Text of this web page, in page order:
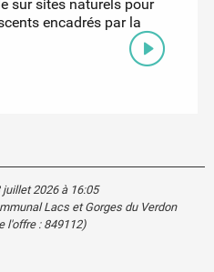
sur sites naturels pour
encadrés par la
2026 à 16:05
Lacs et Gorges du Verdon
l'offre : 849112)